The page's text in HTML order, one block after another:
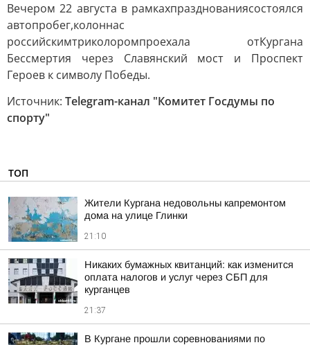
Вечером 22 августа в рамкахпразднованиясостоялся
автопробег,колоннас
российскимтриколоромпроехала отКургана
Бессмертия через Славянский мост и Проспект
Героев к символу Победы.
Источник: Telegram-канал "Комитет Госдумы по
спорту"
ТОП
Жители Кургана недовольны капремонтом
дома на улице Глинки
21:10
Никаких бумажных квитанций: как изменится
оплата налогов и услуг через СБП для
курганцев
21:37
В Кургане прошли соревнованиями по